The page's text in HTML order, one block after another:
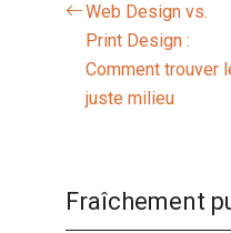
Web Design vs.
Print Design :
Comment trouver
juste milieu
Fraîchement